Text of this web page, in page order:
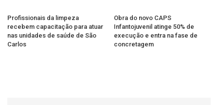
Profissionais da limpeza
recebem capacitação para atuar
nas unidades de saúde de São
Carlos
Obra do novo CAPS
Infantojuvenil atinge 50% de
execução e entra na fase de
concretagem